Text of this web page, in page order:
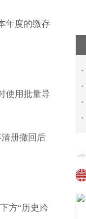
年度的缴存
使用批量导
册撤回后
方“历史跨